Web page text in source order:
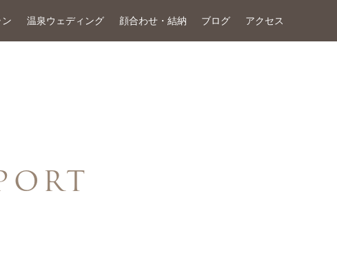
温泉ウェディング 顔合わせ・結納 ブログ アクセス